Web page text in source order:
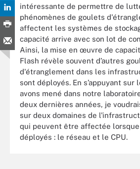
intéressante de permettre de
phénomènes de goulets
affectent les systèmes de
capacité arrive avec son lot de
Ainsi, la mise en œuvre de
Flash révèle souvent d’autres
d'étranglement dans les
sont déployés. En s’appuyant sur
avons mené dans notre
deux dernières années, je
sur deux domaines de
qui peuvent être affectée lorsque
déployés : le réseau et le CPU.